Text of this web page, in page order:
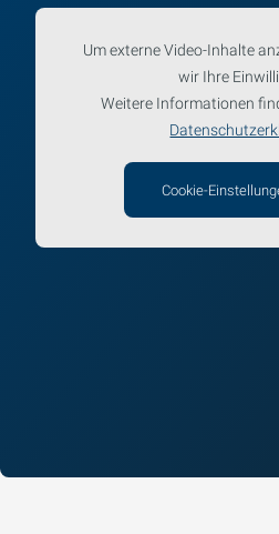
Um externe Video-Inhalte
wir Ihre
Weitere Informationen
Cookie-